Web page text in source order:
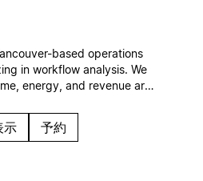
based operations
in workflow analysis. We
energy, and revenue are
centralized operations, and
示 予約